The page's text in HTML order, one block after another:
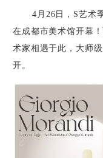
4月26日，S艺术
在成都市美术馆开幕
术家相遇于此，大师
开。